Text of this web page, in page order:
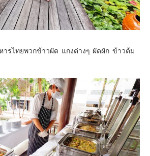
ารไทยพวกข้าวผัด แกงต่างๆ ผัดผัก ข้าวต้ม